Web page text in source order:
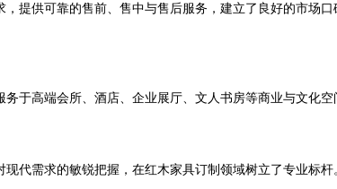
提供可靠的售前、售中与售后服务，建立了良好的市场口
于高端会所、酒店、企业展厅、文人书房等商业与文化
代需求的敏锐把握，在红木家具订制领域树立了专业标